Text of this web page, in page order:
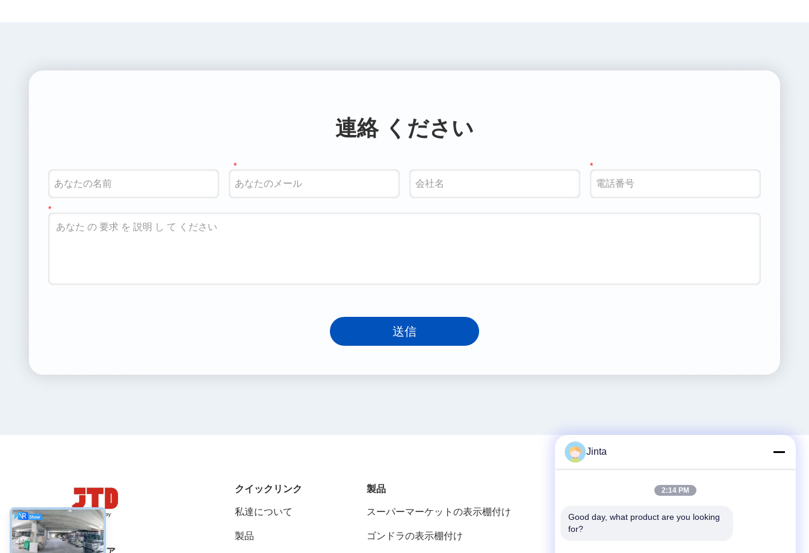
連絡 ください
送信
クイックリンク
私達について
製品
製品
スーパーマーケットの表示棚付け
ゴンドラの表示棚付け
テレ
Jinta
2:14 PM
Good day, what product are you looking
for?